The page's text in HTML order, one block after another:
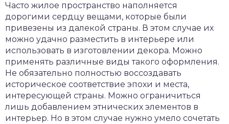
Часто жилое пространство наполняется
дорогими сердцу вещами, которые были
привезены из далекой страны. В этом случае их
можно удачно разместить в интерьере или
использовать в изготовлении декора. Можно
применять различные виды такого оформления.
Не обязательно полностью воссоздавать
историческое соответствие эпохи и места,
интересующей страны. Можно ограничиться
лишь добавлением этнических элементов в
интерьер. Но в этом случае нужно умело сочетать